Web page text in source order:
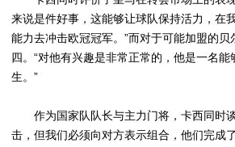
来说是件好事，这能够让球队保持活力，在
能力去冲击欧冠冠军。”而对于可能加盟的
四。“对他有兴趣是非常正常的，他是一名
生。”
作为国家队队长与主力门将，卡西同时谈
击，但我们必须向对方表示组合，他们完成